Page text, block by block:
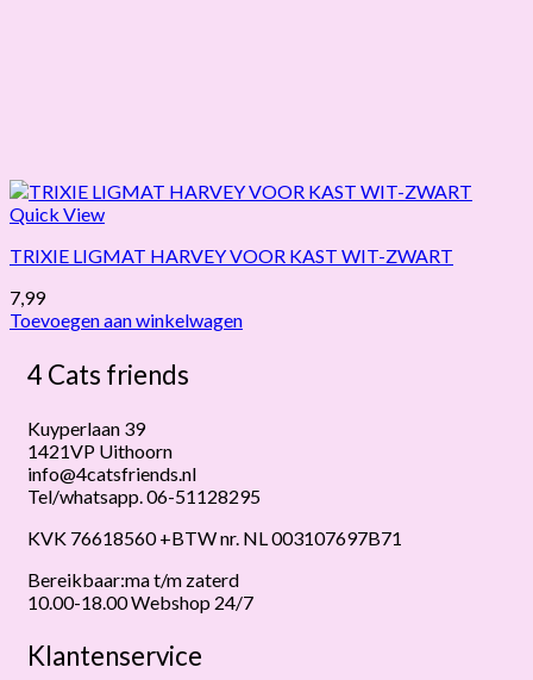
Quick View
TRIXIE LIGMAT HARVEY VOOR KAST WIT-ZWART
7,99
Toevoegen aan winkelwagen
4 Cats friends
Kuyperlaan 39
1421VP Uithoorn
info@4catsfriends.nl
Tel/whatsapp. 06-51128295
KVK 76618560 +BTW nr. NL 003107697B71
Bereikbaar:ma t/m zaterd
10.00-18.00 Webshop 24/7
Klantenservice